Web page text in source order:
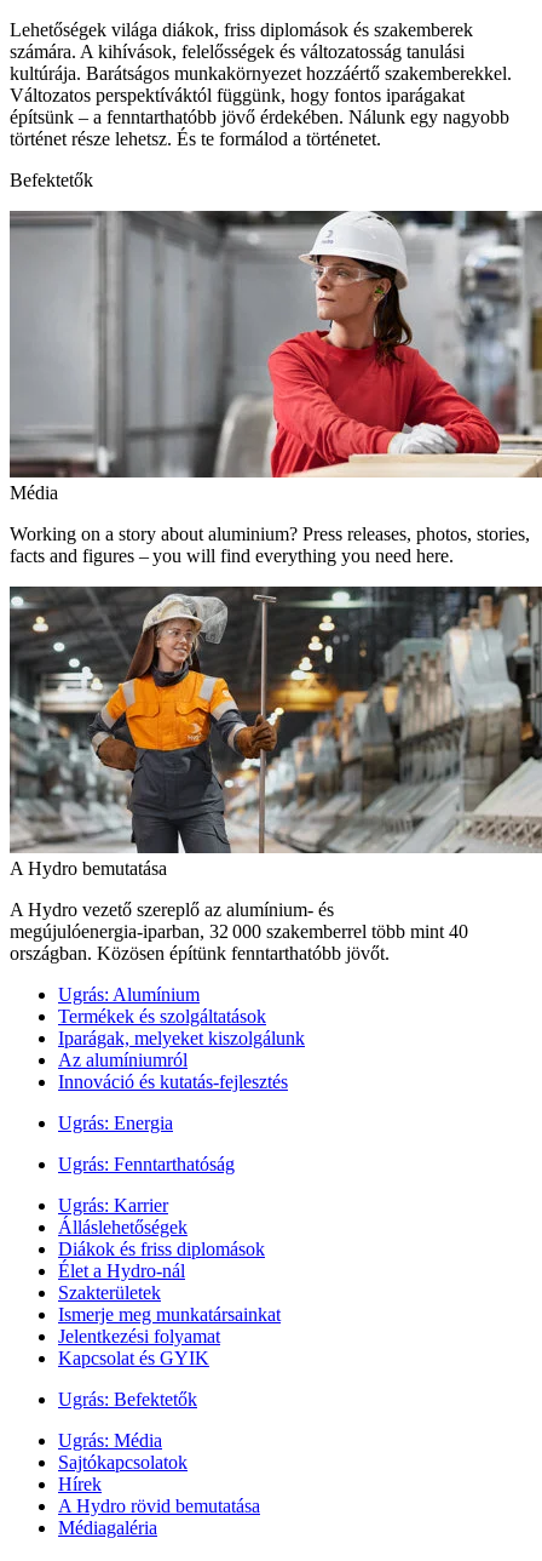
Lehetőségek világa diákok, friss diplomások és szakemberek
számára. A kihívások, felelősségek és változatosság tanulási
kultúrája. Barátságos munkakörnyezet hozzáértő szakemberekkel.
Változatos perspektíváktól függünk, hogy fontos iparágakat
építsünk – a fenntarthatóbb jövő érdekében. Nálunk egy nagyobb
történet része lehetsz. És te formálod a történetet.
Befektetők
Média
Working on a story about aluminium? Press releases, photos, stories,
facts and figures – you will find everything you need here.
A Hydro bemutatása
A Hydro vezető szereplő az alumínium- és
megújulóenergia‑iparban, 32 000 szakemberrel több mint 40
országban. Közösen építünk fenntarthatóbb jövőt.
Ugrás: Alumínium
Termékek és szolgáltatások
Iparágak, melyeket kiszolgálunk
Az alumíniumról
Innováció és kutatás-fejlesztés
Ugrás: Energia
Ugrás: Fenntarthatóság
Ugrás: Karrier
Álláslehetőségek
Diákok és friss diplomások
Élet a Hydro-nál
Szakterületek
Ismerje meg munkatársainkat
Jelentkezési folyamat
Kapcsolat és GYIK
Ugrás: Befektetők
Ugrás: Média
Sajtókapcsolatok
Hírek
A Hydro rövid bemutatása
Médiagaléria